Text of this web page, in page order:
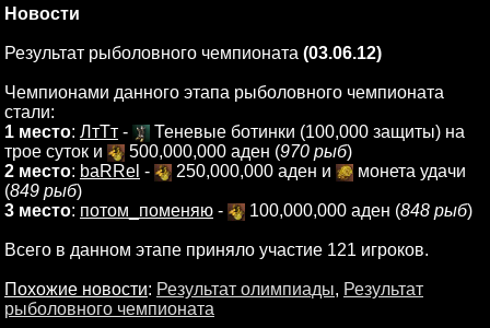
Новости
Результат рыболовного чемпионата (03.06.12)
Чемпионами данного этапа рыболовного чемпионата
стали:
1 место: ЛтТт -
Теневые ботинки (100,000 защиты) на
трое суток и
500,000,000 аден (970 рыб)
2 место: baRRel - 250,000,000 аден и
монета удачи
(849 рыб)
3 место: потом_поменяю - 100,000,000 аден (848 рыб)
Всего в данном этапе приняло участие 121 игроков.
Похожие новости: Результат олимпиады, Результат
рыболовного чемпионата